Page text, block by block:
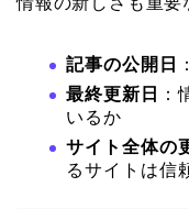
記事の公開日
最終更新日
：
いるか
サイト全体の
るサイトは信